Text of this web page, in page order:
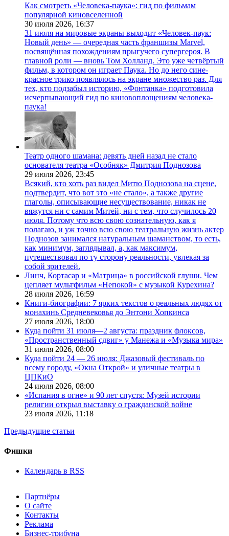
Как смотреть «Человека-паука»: гид по фильмам
популярной киновселенной
30 июля 2026, 16:37
31 июля на мировые экраны выходит «Человек-паук:
Новый день» — очередная часть франшизы Marvel,
посвящённая похождениям прыгучего супергероя. В
главной роли — вновь Том Холланд. Это уже четвёртый
фильм, в котором он играет Паука. Но до него сине-
красное трико появлялось на экране множество раз. Для
тех, кто подзабыл историю, «Фонтанка» подготовила
исчерпывающий гид по киновоплощениям человека-
паука!
Театр одного шамана: девять дней назад не стало
основателя театра «Особняк» Дмитрия Поднозова
29 июля 2026, 23:45
Всякий, кто хоть раз видел Митю Поднозова на сцене,
подтвердит, что вот это «не стало», а также другие
глаголы, описывающие несуществование, никак не
вяжутся ни с самим Митей, ни с тем, что случилось 20
июля. Потому что всю свою сознательную, как я
полагаю, и уж точно всю свою театральную жизнь актер
Поднозов занимался натуральным шаманством, то есть,
как минимум, заглядывал, а, как максимум,
путешествовал по ту сторону реальности, увлекая за
собой зрителей.
Линч, Кортасар и «Матрица» в российской глуши. Чем
цепляет мультфильм «Непокой» с музыкой Курехина?
28 июля 2026, 16:59
Книги-биографии: 7 ярких текстов о реальных людях от
монахинь Средневековья до Энтони Хопкинса
27 июля 2026, 18:00
Куда пойти 31 июля—2 августа: праздник флоксов,
«Пространственный сдвиг» у Манежа и «Музыка мира»
31 июля 2026, 08:00
Куда пойти 24 — 26 июля: Джазовый фестиваль по
всему городу, «Окна Открой» и уличные театры в
ЦПКиО
24 июля 2026, 08:00
«Испания в огне» и 90 лет спустя: Музей истории
религии открыл выставку о гражданской войне
23 июля 2026, 11:18
Предыдущие статьи
Фишки
Календарь в RSS
Партнёры
О сайте
Контакты
Реклама
Бизнес-трибуна